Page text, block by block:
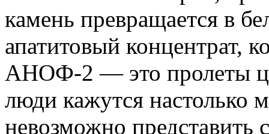
камень превращается в
апатитовый концентрат,
АНОФ-2 — это пролеты
люди кажутся настолько
невозможно представить